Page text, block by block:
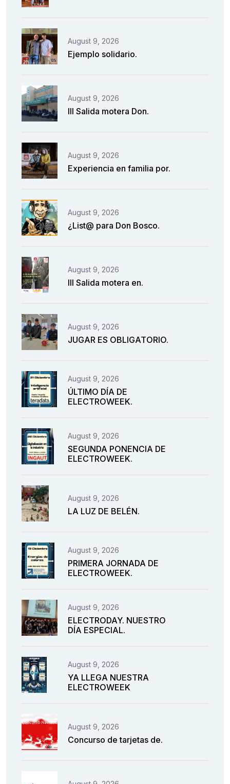
August 9, 2026
Ejemplo solidario.
August 9, 2026
III Salida motera Don.
August 9, 2026
Experiencia en familia por.
August 9, 2026
¿List@ para Don Bosco.
August 9, 2026
III Salida motera en.
August 9, 2026
JUGAR ES OBLIGATORIO.
August 9, 2026
ÚLTIMO DÍA DE
ELECTROWEEK.
August 9, 2026
SEGUNDA PONENCIA DE
ELECTROWEEK.
August 9, 2026
LA LUZ DE BELÉN.
August 9, 2026
PRIMERA JORNADA DE
ELECTROWEEK.
August 9, 2026
ELECTRODAY. NUESTRO
DÍA ESPECIAL.
August 9, 2026
YA LLEGA NUESTRA
ELECTROWEEK
August 9, 2026
Concurso de tarjetas de.